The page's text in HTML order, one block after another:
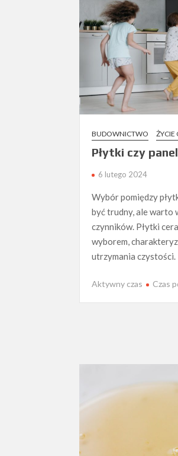
BUDOWNICTWO ŻYCIE
Płytki czy
6 lutego 2024
Wybór pomiędzy
być trudny, ale warto
czynników. Płytki
wyborem,
utrzymania
Aktywny czas Czas